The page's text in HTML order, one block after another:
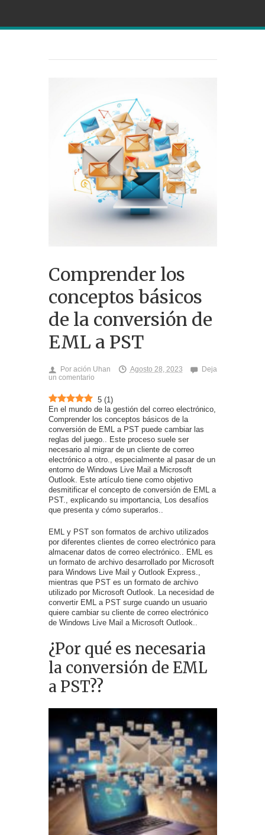
Comprender los
conceptos básicos
de la conversión de
EML a PST
Por ación Uhan Agosto 28, 2023
Deja
un comentario
5 (1)
En el mundo de la gestión del correo electrónico,
Comprender los conceptos básicos de la
conversión de EML a PST puede cambiar las
reglas del juego.. Este proceso suele ser
necesario al migrar de un cliente de correo
electrónico a otro., especialmente al pasar de un
entorno de Windows Live Mail a Microsoft
Outlook. Este artículo tiene como objetivo
desmitificar el concepto de conversión de EML a
PST., explicando su importancia, Los desafíos
que presenta y cómo superarlos..
EML y PST son formatos de archivo utilizados
por diferentes clientes de correo electrónico para
almacenar datos de correo electrónico.. EML es
un formato de archivo desarrollado por Microsoft
para Windows Live Mail y Outlook Express.,
mientras que PST es un formato de archivo
utilizado por Microsoft Outlook. La necesidad de
convertir EML a PST surge cuando un usuario
quiere cambiar su cliente de correo electrónico
de Windows Live Mail a Microsoft Outlook..
¿Por qué es necesaria
la conversión de EML
a PST??